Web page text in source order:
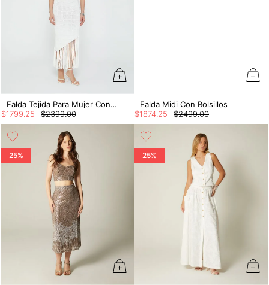
Falda Tejida Para Mujer Con Flecos
$2399.00
$1799.25
Falda Midi Con Bolsillos
$2499.00
$1874.25
25% 25%